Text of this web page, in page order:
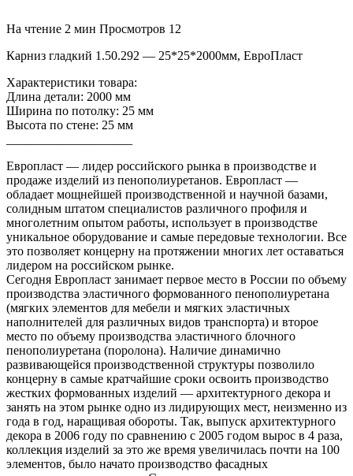
На чтение 2 мин Просмотров 12
Карниз гладкий 1.50.292 — 25*25*2000мм, ЕвроПласт
Характеристики товара:
Длина детали: 2000 мм
Ширина по потолку: 25 мм
Высота по стене: 25 мм
Европласт — лидер российского рынка в производстве и
продаже изделий из пенополиуретанов. Европласт —
обладает мощнейшей производственной и научной базами,
солидным штатом специалистов различного профиля и
многолетним опытом работы, использует в производстве
уникальное оборудование и самые передовые технологии. Все
это позволяет концерну на протяжении многих лет оставаться
лидером на российском рынке.
Сегодня Европласт занимает первое место в России по объему
производства эластичного формованного пенополиуретана
(мягких элементов для мебели и мягких эластичных
наполнителей для различных видов транспорта) и второе
место по объему производства эластичного блочного
пенополиуретана (поролона). Наличие динамично
развивающейся производственной структуры позволило
концерну в самые кратчайшие сроки освоить производство
жестких формованных изделий — архитектурного декора и
занять на этом рынке одно из лидирующих мест, неизменно из
года в год, наращивая обороты. Так, выпуск архитектурного
декора в 2006 году по сравнению с 2005 годом вырос в 4 раза,
коллекция изделий за это же время увеличилась почти на 100
элементов, было начато производство фасадных